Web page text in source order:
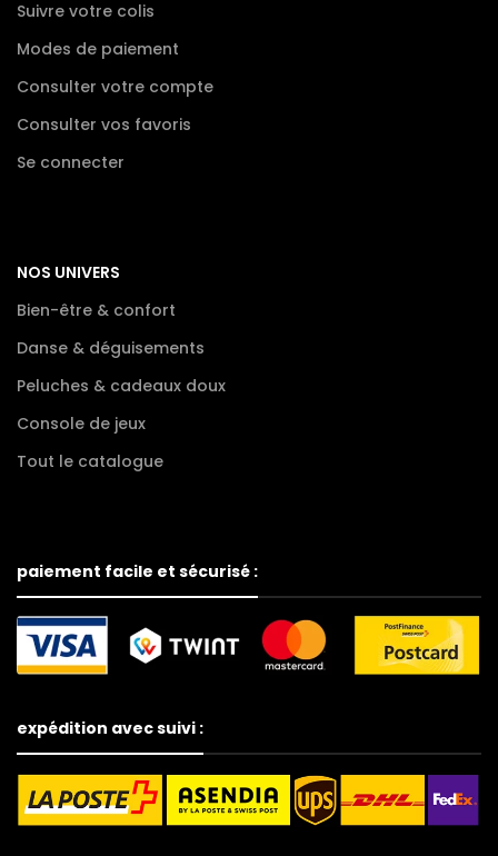
Suivre votre colis
Modes de paiement
Consulter votre compte
Consulter vos favoris
Se connecter
NOS UNIVERS
Bien-être & confort
Danse & déguisements
Peluches & cadeaux doux
Console de jeux
Tout le catalogue
paiement facile et sécurisé :
expédition avec suivi :